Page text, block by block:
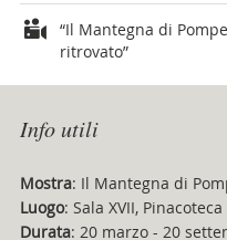
“Il Mantegna di
ritrovato”
Info utili
Mostra: Il Mantegna di
Luogo: Sala XVII,
Durata: 20 marzo - 20